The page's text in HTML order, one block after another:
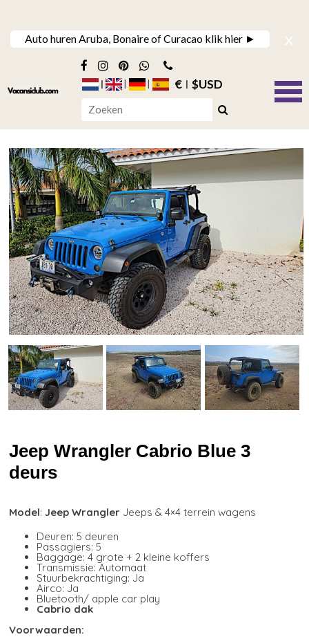
Auto huren Aruba, Bonaire of Curacao klik hier ► x
€ $USD
Jeep Wrangler Cabrio Blue 3
deurs
Model:Jeep Wrangler Jeeps & 4×4 terrein wagens
Deuren: 5 deuren
Passagiers: 5
Baggage: 4 grote + 2 kleine koffers
Transmissie: Automaat
Stuurbekrachtiging: Ja
Airco: Ja
Bluetooth/ apple car play
Cabrio dak
Voorwaarden: